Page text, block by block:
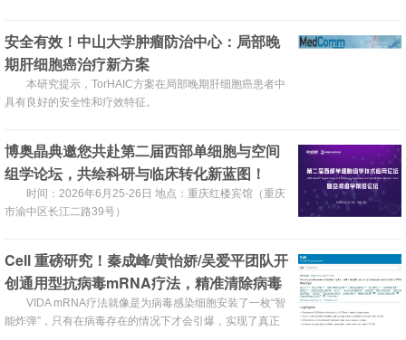
安全有效！中山大学肿瘤防治中心：局部晚
期肝细胞癌治疗新方案
本研究提示，TorHAIC方案在局部晚期肝细胞癌患者中
具有良好的安全性和疗效特征。
博奥晶典邀您共赴第二届西部单细胞与空间
组学论坛，共绘科研与临床转化新蓝图！
时间：2026年6月25-26日 地点：重庆红楼宾馆（‌重庆
市渝中区长江二路39号）
Cell 重磅研究！秦成峰/黄怡娇/吴爱平团队开
创通用型抗病毒mRNA疗法，精准清除病毒
感染细胞
VIDA mRNA疗法就像是为病毒感染细胞安装了一枚“智
能炸弹”，只有在病毒存在的情况下才会引爆，实现了真正